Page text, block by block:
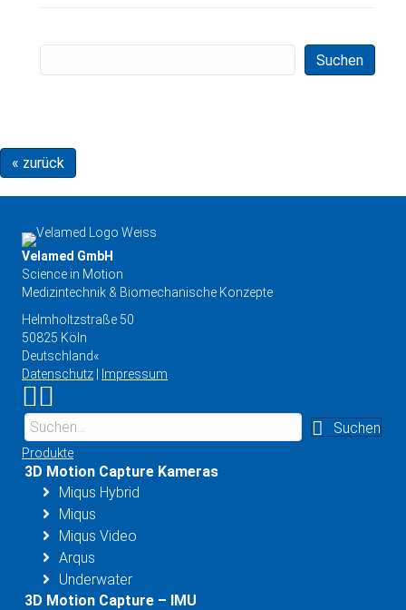
Suchen
« zurück
Velamed GmbH
Science in Motion
Medizintechnik & Biomechanische Konzepte
Helmholtzstraße 50
50825 Köln
Deutschland«
Datenschutz
Impressum
Link zu Instagram
Link zu YouTube
Suchen
Produkte
3D Motion Capture Kameras
Miqus Hybrid
Miqus
Miqus Video
Arqus
Underwater
3D Motion Capture – IMU